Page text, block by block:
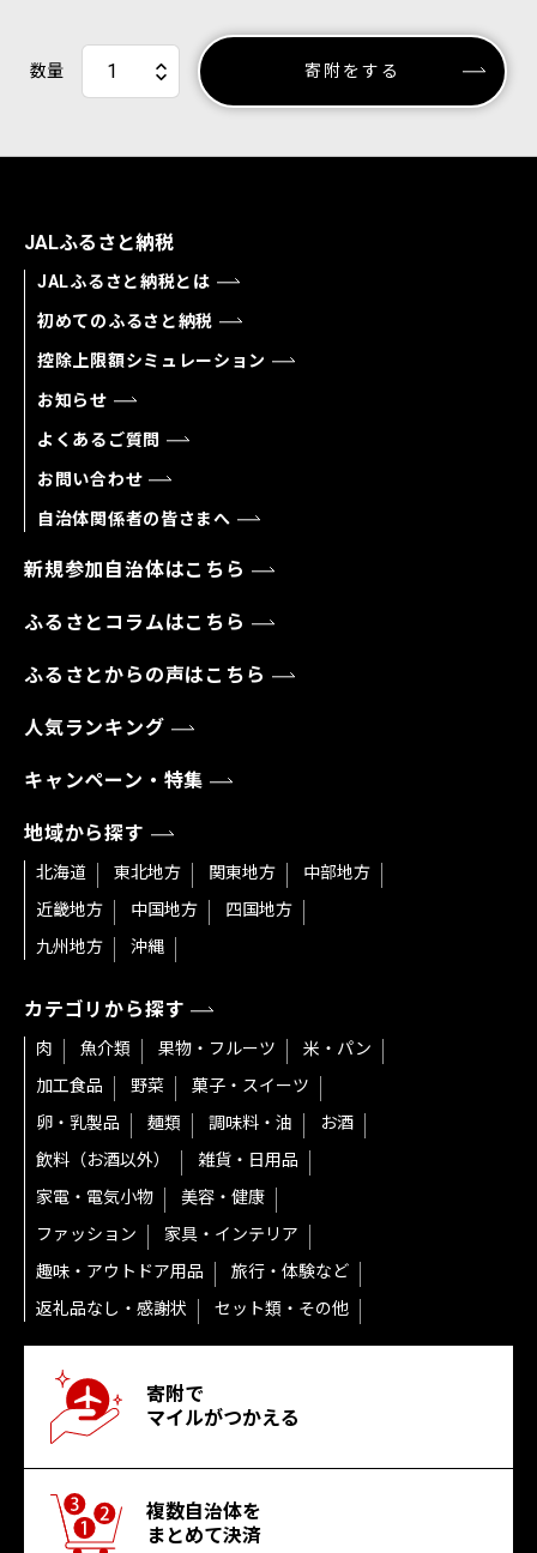
数量 寄附をする
JALふるさと納税
JALふるさと納税とは
初めてのふるさと納税
控除上限額シミュレーション
お知らせ
よくあるご質問
お問い合わせ
自治体関係者の皆さまへ
新規参加自治体はこちら
ふるさとコラムはこちら
ふるさとからの声はこちら
人気ランキング
キャンペーン・特集
地域から探す
北海道 東北地方 関東地方
中部地方
近畿地方
中国地方
四国地方
九州地方
沖縄
カテゴリから探す
肉 魚介類 果物・フルーツ
米・パン
加工食品
野菜
菓子・スイーツ
卵・乳製品
麺類 調味料・油
お酒
飲料（お酒以外）
雑貨・日用品
家電・電気小物
美容・健康
ファッション
家具・インテリア
趣味・アウトドア用品
旅行・体験など
返礼品なし・感謝状
セット類・その他
寄附で
マイルがつかえる
複数自治体を
まとめて決済